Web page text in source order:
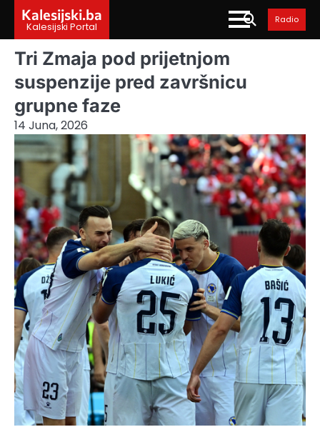
content
Kalesijski.ba
Kalesijski Portal
Radio
Tri Zmaja pod prijetnjom
suspenzije pred završnicu
grupne faze
14 Juna, 2026